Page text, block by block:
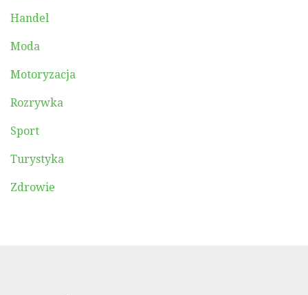
Handel
Moda
Motoryzacja
Rozrywka
Sport
Turystyka
Zdrowie